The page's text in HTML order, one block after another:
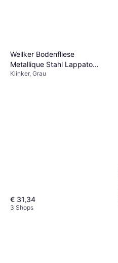
Wellker Bodenfliese
Metallique Stahl Lappato
Feinsteinzeug Glasiert
Klinker, Grau
€ 31,34
3 Shops